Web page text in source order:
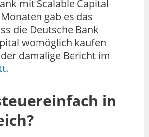
mit Scalable Capital
gab es das
die Deutsche Bank
womöglich kaufen
damalige Bericht im
.
in